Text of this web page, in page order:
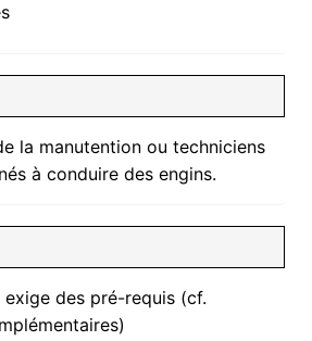
la manutention ou techniciens
à conduire des engins.
des pré-requis (cf.